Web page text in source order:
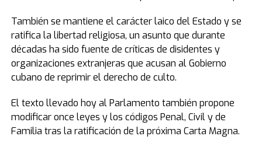
También se mantiene el carácter laico del Estado y se
ratifica la libertad religiosa, un asunto que durante
décadas ha sido fuente de críticas de disidentes y
organizaciones extranjeras que acusan al Gobierno
cubano de reprimir el derecho de culto.
El texto llevado hoy al Parlamento también propone
modificar once leyes y los códigos Penal, Civil y de
Familia tras la ratificación de la próxima Carta Magna.